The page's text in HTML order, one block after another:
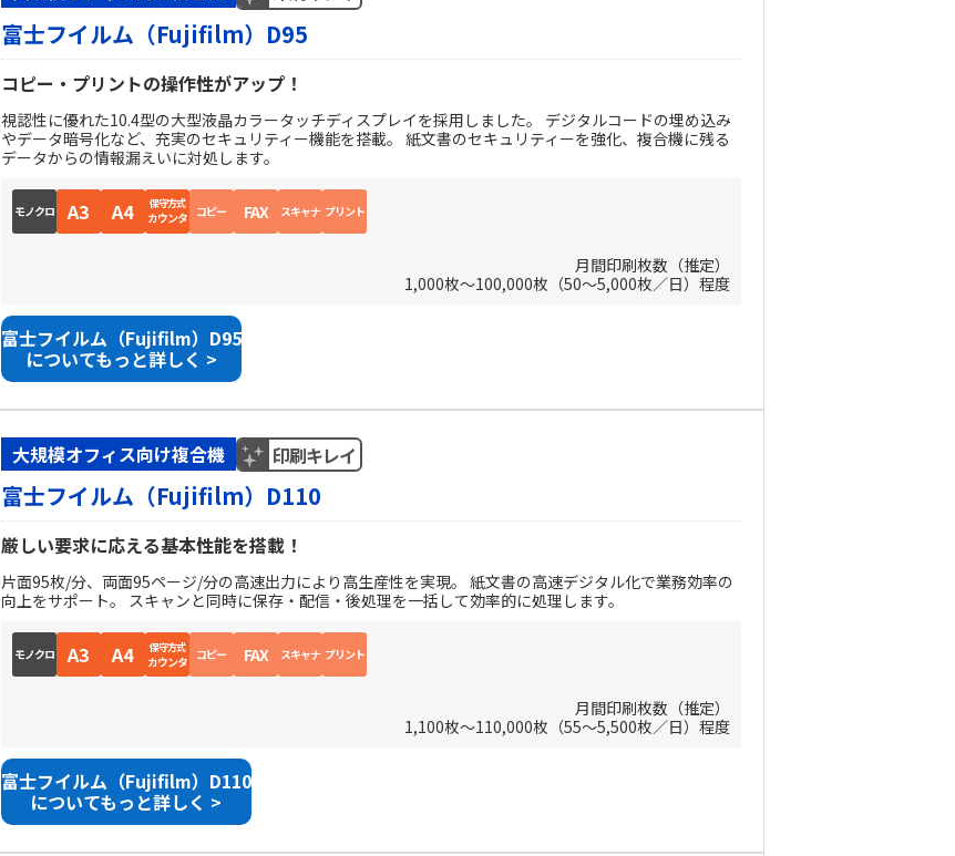
富士フイルム（Fujifilm）D95
コピー・プリントの操作性がアップ！
視認性に優れた10.4型の大型液晶カラータッチディスプレイを採用しました。 デジタルコードの埋め込み
やデータ暗号化など、充実のセキュリティー機能を搭載。 紙文書のセキュリティーを強化、複合機に残る
データからの情報漏えいに対処します。
モノクロ A3 A4 保守方式
カウンタ コピー FAX スキャナ プリント
月間印刷枚数（推定）
1,000枚～100,000枚（50～5,000枚／日）程度
富士フイルム（Fujifilm）D95
についてもっと詳しく >
大規模オフィス向け複合機 印刷キレイ
富士フイルム（Fujifilm）D110
厳しい要求に応える基本性能を搭載！
片面95枚/分、両面95ページ/分の高速出力により高生産性を実現。 紙文書の高速デジタル化で業務効率の
向上をサポート。 スキャンと同時に保存・配信・後処理を一括して効率的に処理します。
モノクロ A3 A4 保守方式
カウンタ コピー FAX スキャナ プリント
月間印刷枚数（推定）
1,100枚～110,000枚（55～5,500枚／日）程度
富士フイルム（Fujifilm）D110
についてもっと詳しく >